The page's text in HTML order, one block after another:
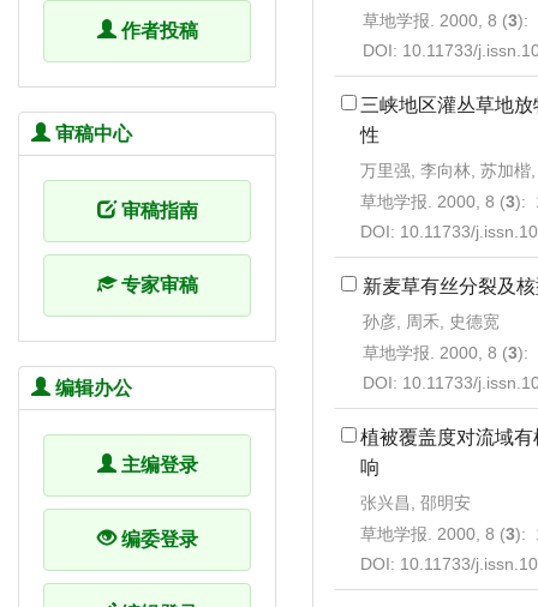
草地学报. 2000, 8 (3):
DOI: 10.11733/
三峡地区灌丛草地
性
万里强, 李向林, 苏加楷
草地学报. 2000, 8 (3):
DOI: 10.11733/
新麦草有丝分裂及
孙彦, 周禾, 史德宽
草地学报. 2000, 8 (3):
DOI: 10.11733/
植被覆盖度对流域
响
张兴昌, 邵明安
草地学报. 2000, 8 (3):
DOI: 10.11733/
作者投稿
审稿中心
审稿指南
专家审稿
编辑办公
主编登录
编委登录